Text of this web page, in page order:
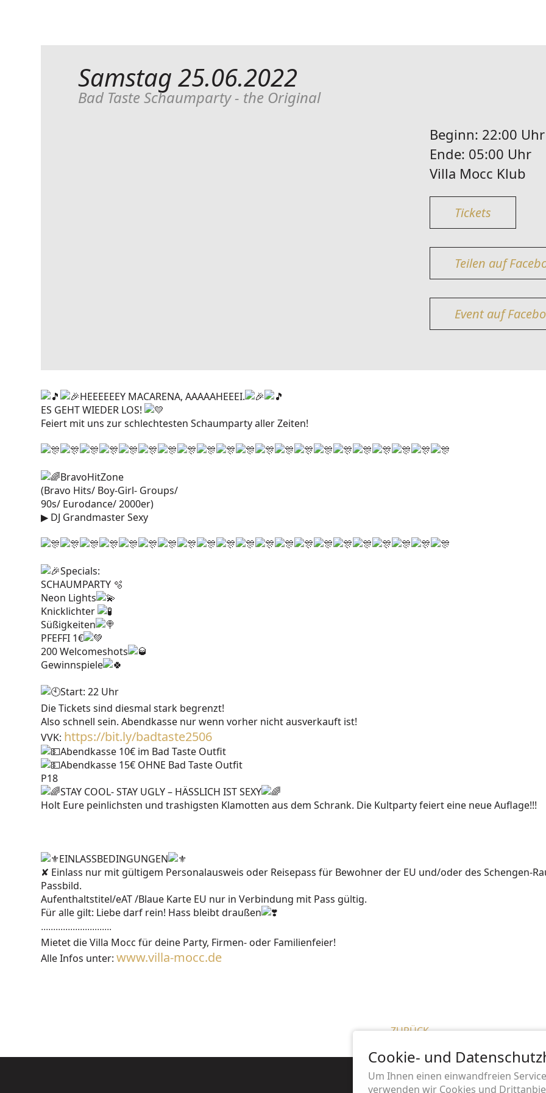
Samstag 25.06.2022
Bad Taste Schaumparty - the Original
Beginn: 22:00 Uhr
Ende: 05:00 Uhr
Villa Mocc Klub
Tickets
Teilen auf
Event auf
HEEEEEEY MACARENA, AAAAAHEEEI.
ES GEHT WIEDER LOS!
Feiert mit uns zur schlechtesten Schaumparty aller Zeiten!
BravoHitZone
(Bravo Hits/ Boy-Girl- Groups/
90s/ Eurodance/ 2000er)
▶︎ DJ Grandmaster Sexy
Specials:
SCHAUMPARTY 🫧
Neon Lights
Knicklichter
Süßigkeiten
PFEFFI 1€
200 Welcomeshots
Gewinnspiele
Start: 22 Uhr
Die Tickets sind diesmal stark begrenzt!
Also schnell sein. Abendkasse nur wenn vorher nicht ausverkauft ist!
VVK: https://bit.ly/badtaste2506
Abendkasse 10€ im Bad Taste Outfit
Abendkasse 15€ OHNE Bad Taste Outfit
P18
STAY COOL- STAY UGLY – HÄSSLICH IST SEXY
Holt Eure peinlichsten und trashigsten Klamotten aus dem Schrank. Die Kultparty feiert eine neue Auflage!!!
EINLASSBEDINGUNGEN
✘ Einlass nur mit gültigem Personalausweis oder Reisepass für Bewohner der EU und/oder des Schengen-
Passbild.
Aufenthaltstitel/eAT /Blaue Karte EU nur in Verbindung mit Pass gültig.
Für alle gilt: Liebe darf rein! Hass bleibt draußen
∙∙∙∙∙∙∙∙∙∙∙∙∙∙∙∙∙∙∙∙∙∙∙∙∙∙∙∙∙
Mietet die Villa Mocc für deine Party, Firmen- oder Familienfeier!
Alle Infos unter:www.villa-mocc.de
ZURÜCK
Cookie- und
Um Ihnen einen einwandfreien
verwenden wir Cookies und